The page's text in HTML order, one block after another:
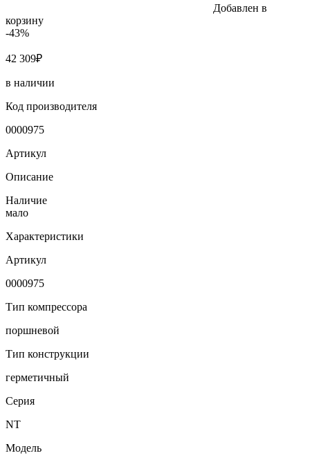
Добавлен в
корзину
-43%
42 309₽
в наличии
Код производителя
0000975
Артикул
Описание
Наличие
мало
Характеристики
Артикул
0000975
Тип компрессора
поршневой
Тип конструкции
герметичный
Серия
NT
Модель